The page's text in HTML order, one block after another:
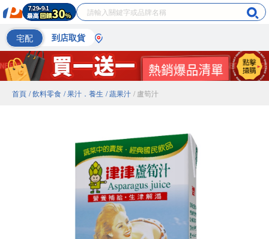
宅配 到店取貨
首頁 / 飲料零食 / 果汁．養生 / 蔬果汁 / 盧筍汁